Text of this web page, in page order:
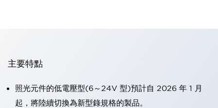
主要特點
照光元件的低電壓型(6～24V 型)預計自 2026 年 1 月
起，將陸續切換為新型錄規格的製品。